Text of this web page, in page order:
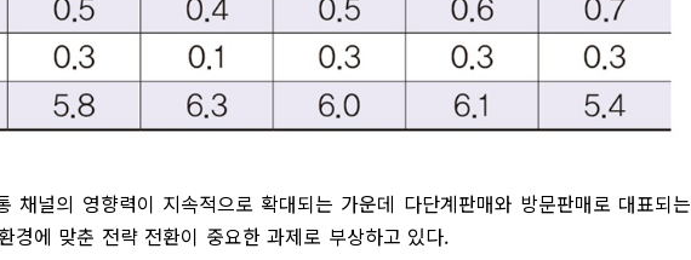
채널의 영향력이 지속적으로 확대되는 가운데 다단계판매와 방문판매로 대표되는
경에 맞춘 전략 전환이 중요한 과제로 부상하고 있다.